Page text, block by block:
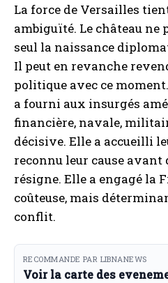
La force de Versailles
ambiguïté. Le château ne
seul la naissance
Il peut en revanche
politique avec ce
a fourni aux insurgés
financière, navale,
décisive. Elle a accueilli
reconnu leur cause avant
résigne. Elle a engagé la
coûteuse, mais
conflit.
RECOMMANDE PAR LIBNANEWS
Voir la carte des